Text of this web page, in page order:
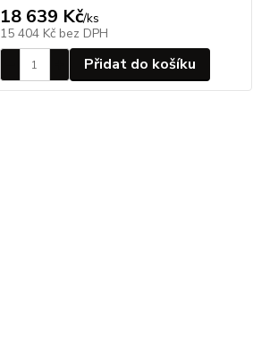
18 639 Kč/ks
15 404 Kč bez DPH
Přidat do košíku